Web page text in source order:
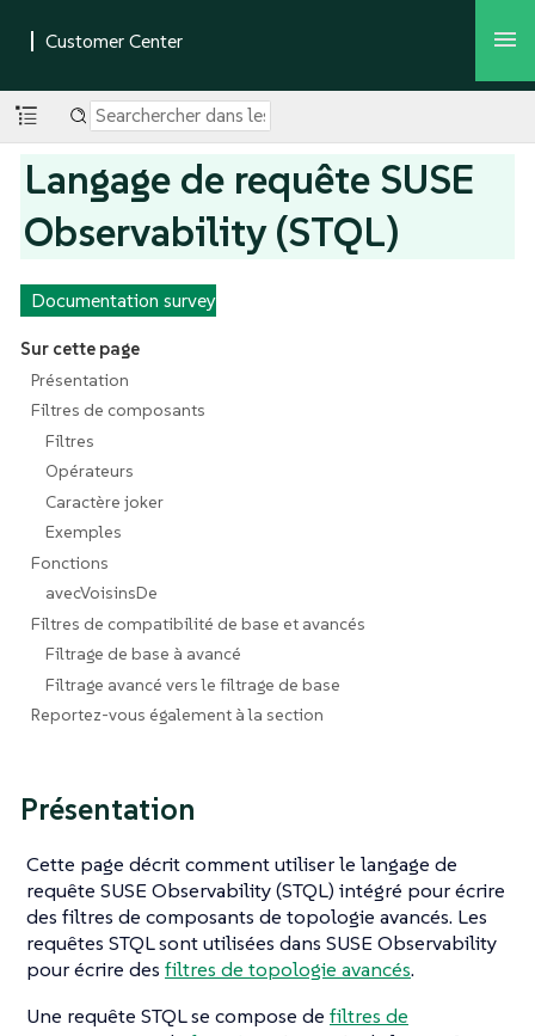
Langage de requête SUSE
Observability (STQL)
Documentation survey
Sur cette page
Présentation
Filtres de composants
Filtres
Opérateurs
Caractère joker
Exemples
Fonctions
avecVoisinsDe
Filtres de compatibilité de base et avancés
Filtrage de base à avancé
Filtrage avancé vers le filtrage de base
Reportez-vous également à la section
Présentation
Cette page décrit comment utiliser le langage de
requête SUSE Observability (STQL) intégré pour écrire
des filtres de composants de topologie avancés. Les
requêtes STQL sont utilisées dans SUSE Observability
pour écrire des filtres de topologie avancés.
Une requête STQL se compose de filtres de